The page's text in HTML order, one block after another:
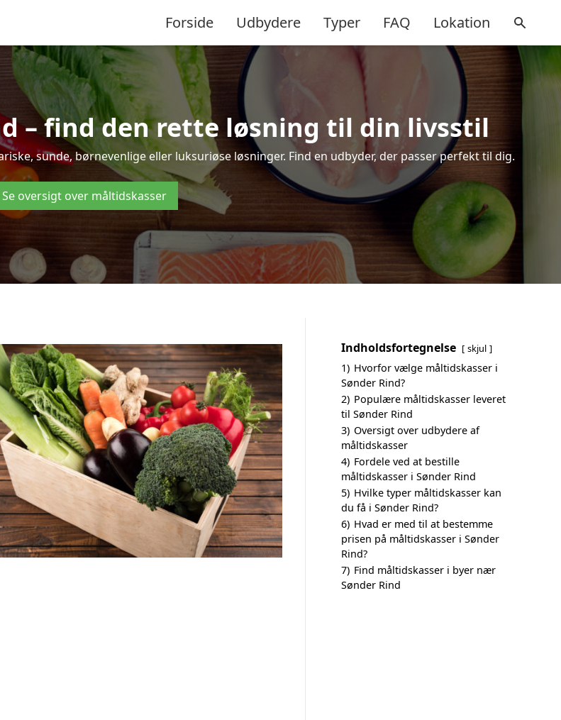
Forside Udbydere Typer FAQ Lokation
– find den rette løsning til din livsstil
sunde, børnevenlige eller luksuriøse løsninger. Find en udbyder, der passer perfekt til dig.
Se oversigt over måltidskasser
Indholdsfortegnelse skjul
1) Hvorfor vælge måltidskasser i
Sønder Rind?
2) Populære måltidskasser leveret
til Sønder Rind
3) Oversigt over udbydere af
måltidskasser
4) Fordele ved at bestille
måltidskasser i Sønder Rind
5) Hvilke typer måltidskasser kan
du få i Sønder Rind?
6) Hvad er med til at bestemme
prisen på måltidskasser i Sønder
Rind?
7) Find måltidskasser i byer nær
Sønder Rind